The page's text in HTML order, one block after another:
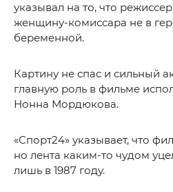
указывал на то, что
женщину-комиссара не в
беременной.
Картину не спас и сильный
главную роль в фильме
Нонна Мордюкова.
«Спорт24» указывает, что
но лента каким-то чудом
лишь в 1987 году.